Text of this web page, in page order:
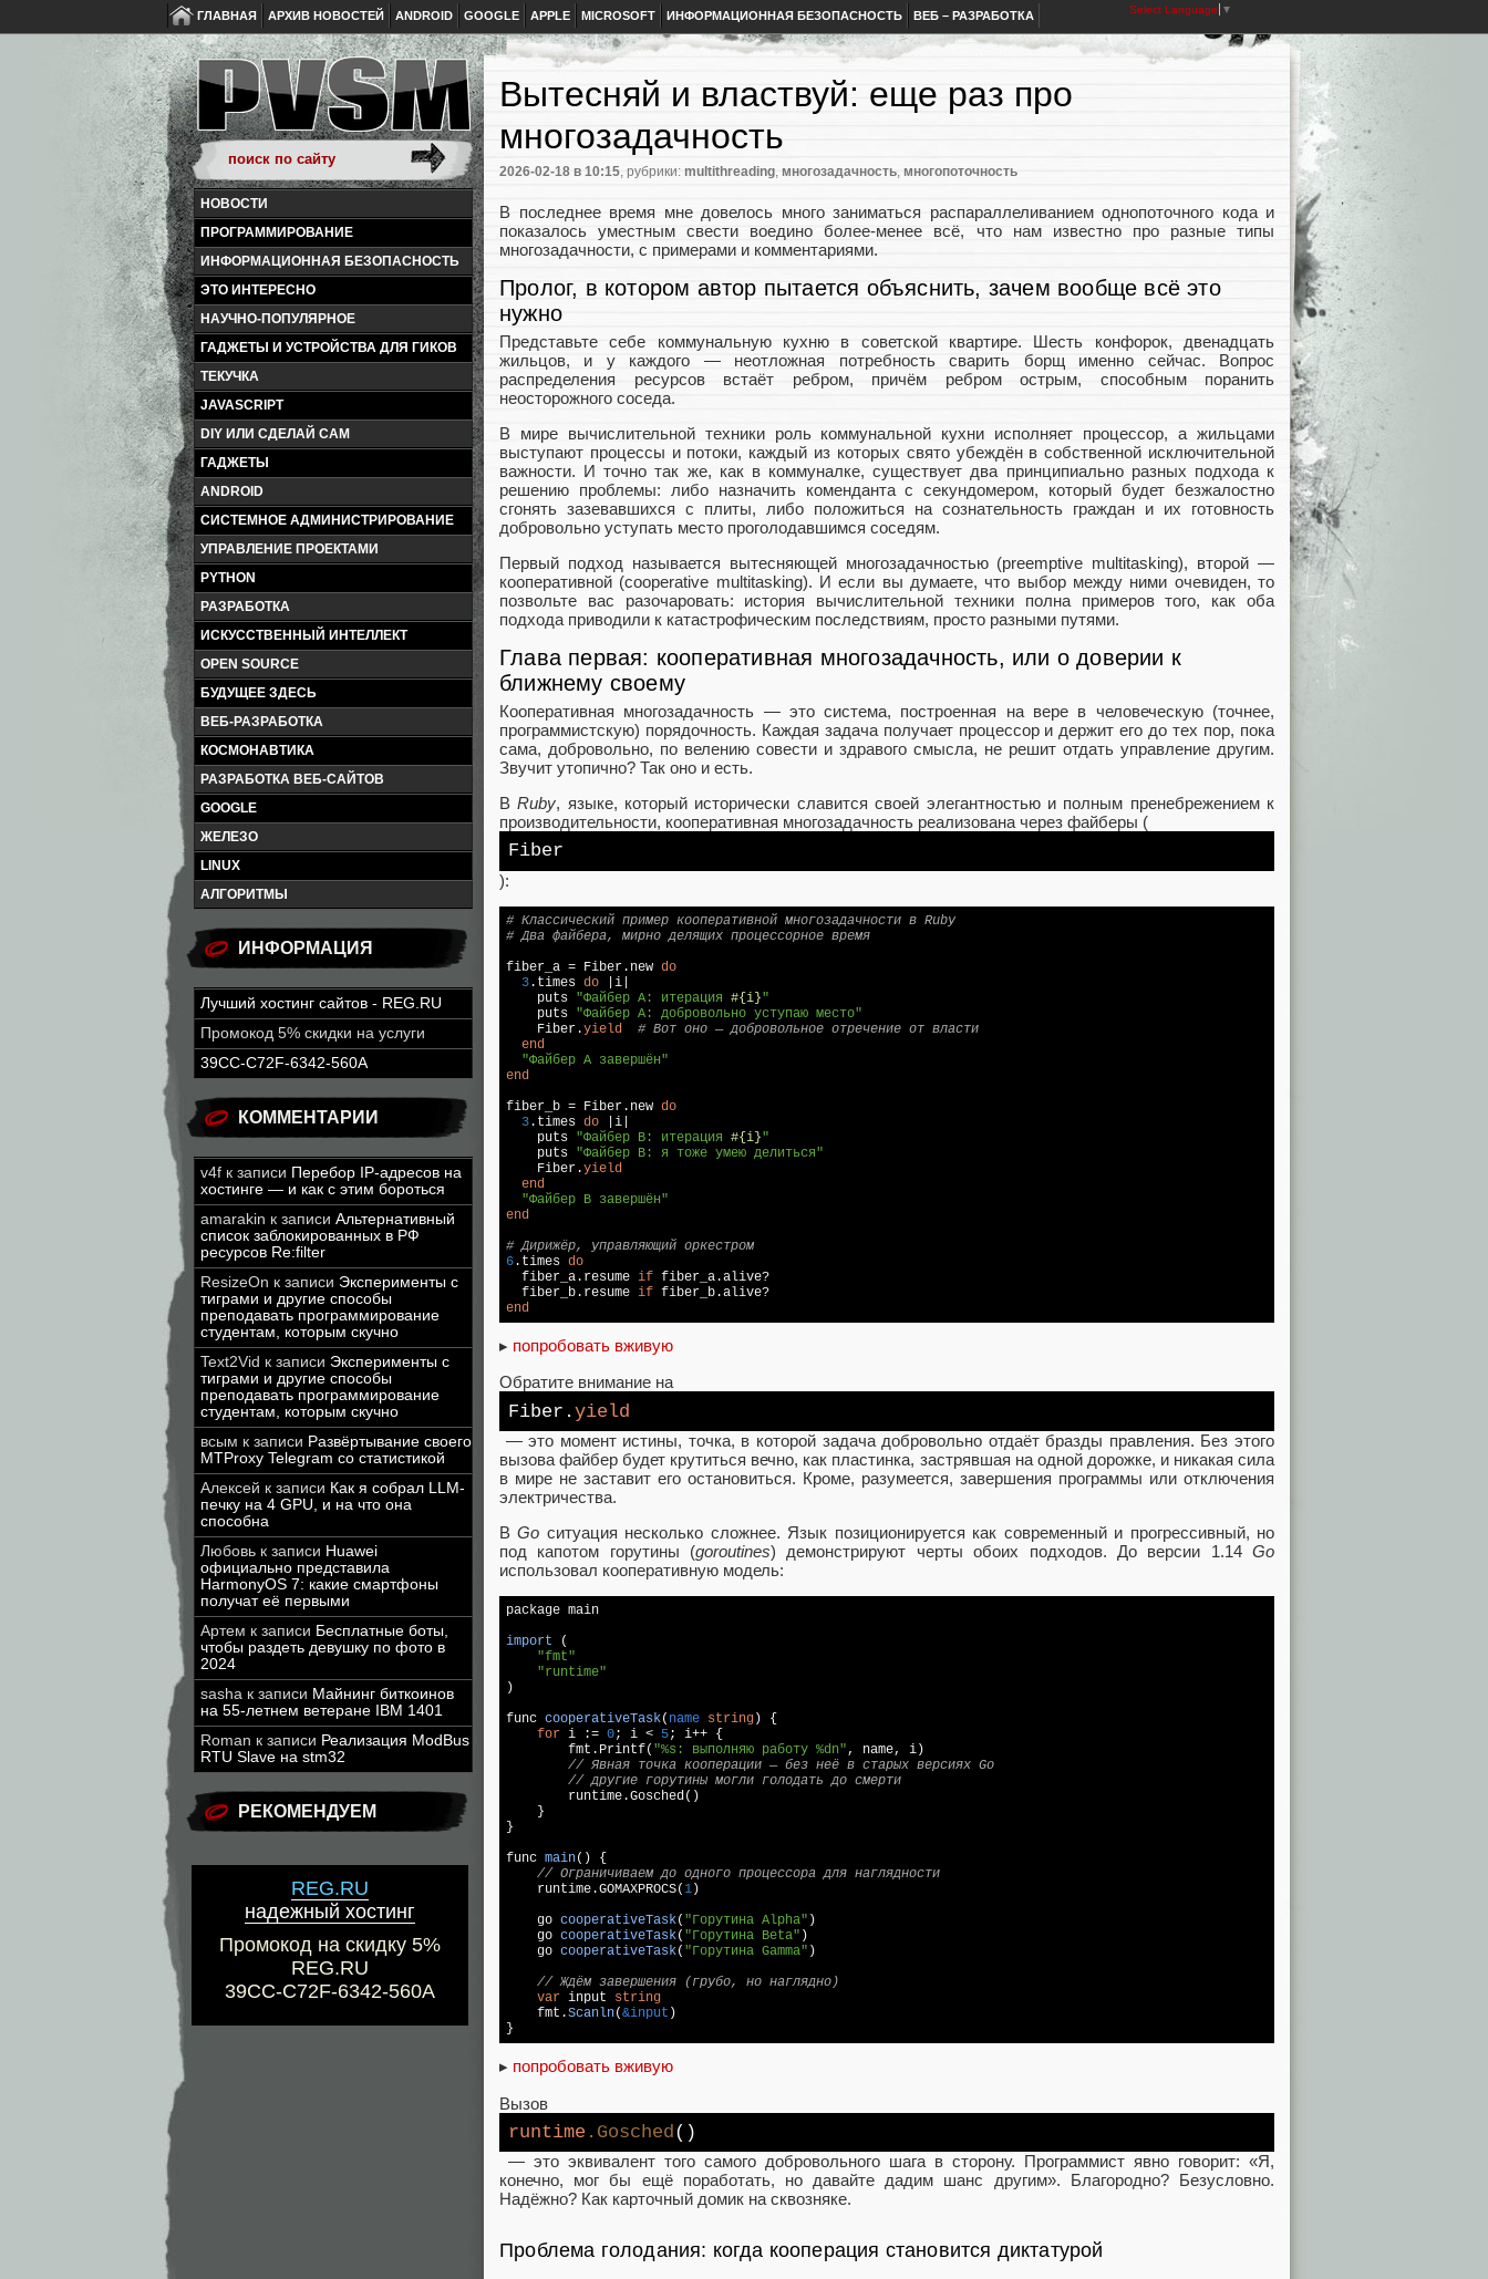
ГЛАВНАЯ АРХИВ НОВОСТЕЙ ANDROID GOOGLE APPLE MICROSOFT ИНФОРМАЦИОННАЯ БЕЗОПАСНОСТЬ ВЕБ – РАЗРАБОТКА Select Language ▼
НОВОСТИ
ПРОГРАММИРОВАНИЕ
ИНФОРМАЦИОННАЯ БЕЗОПАСНОСТЬ
ЭТО ИНТЕРЕСНО
НАУЧНО-ПОПУЛЯРНОЕ
ГАДЖЕТЫ И УСТРОЙСТВА ДЛЯ ГИКОВ
ТЕКУЧКА
JAVASCRIPT
DIY ИЛИ СДЕЛАЙ САМ
ГАДЖЕТЫ
ANDROID
СИСТЕМНОЕ АДМИНИСТРИРОВАНИЕ
УПРАВЛЕНИЕ ПРОЕКТАМИ
PYTHON
РАЗРАБОТКА
ИСКУССТВЕННЫЙ ИНТЕЛЛЕКТ
OPEN SOURCE
БУДУЩЕЕ ЗДЕСЬ
ВЕБ-РАЗРАБОТКА
КОСМОНАВТИКА
РАЗРАБОТКА ВЕБ-САЙТОВ
GOOGLE
ЖЕЛЕЗО
LINUX
АЛГОРИТМЫ
ИНФОРМАЦИЯ
Лучший хостинг сайтов - REG.RU
Промокод 5% скидки на услуги
39CC-C72F-6342-560A
КОММЕНТАРИИ
v4f к записи Перебор IP-адресов на
хостинге — и как с этим бороться
amarakin к записи Альтернативный
список заблокированных в РФ
ресурсов Re:filter
ResizeOn к записи Эксперименты с
тиграми и другие способы
преподавать программирование
студентам, которым скучно
Text2Vid к записи Эксперименты с
тиграми и другие способы
преподавать программирование
студентам, которым скучно
всым к записи Развёртывание своего
MTProxy Telegram со статистикой
Алексей к записи Как я собрал LLM-
печку на 4 GPU, и на что она
способна
Любовь к записи Huawei
официально представила
HarmonyOS 7: какие смартфоны
получат её первыми
Артем к записи Бесплатные боты,
чтобы раздеть девушку по фото в
2024
sasha к записи Майнинг биткоинов
на 55-летнем ветеране IBM 1401
Roman к записи Реализация ModBus
RTU Slave на stm32
РЕКОМЕНДУЕМ
REG.RU
надежный хостинг
Промокод на скидку 5%
REG.RU
39CC-C72F-6342-560A
Вытесняй и властвуй: еще раз про
многозадачность
2026-02-18 в 10:15, рубрики: multithreading, многозадачность, многопоточность
В последнее время мне довелось много заниматься распараллеливанием однопоточного кода и
показалось уместным свести воедино более-менее всё, что нам известно про разные типы
многозадачности, с примерами и комментариями.
Пролог, в котором автор пытается объяснить, зачем вообще всё это
нужно
Представьте себе коммунальную кухню в советской квартире. Шесть конфорок, двенадцать
жильцов, и у каждого — неотложная потребность сварить борщ именно сейчас. Вопрос
распределения ресурсов встаёт ребром, причём ребром острым, способным поранить
неосторожного соседа.
В мире вычислительной техники роль коммунальной кухни исполняет процессор, а жильцами
выступают процессы и потоки, каждый из которых свято убеждён в собственной исключительной
важности. И точно так же, как в коммуналке, существует два принципиально разных подхода к
решению проблемы: либо назначить коменданта с секундомером, который будет безжалостно
сгонять зазевавшихся с плиты, либо положиться на сознательность граждан и их готовность
добровольно уступать место проголодавшимся соседям.
Первый подход называется вытесняющей многозадачностью (preemptive multitasking), второй —
кооперативной (cooperative multitasking). И если вы думаете, что выбор между ними очевиден, то
позвольте вас разочаровать: история вычислительной техники полна примеров того, как оба
подхода приводили к катастрофическим последствиям, просто разными путями.
Глава первая: кооперативная многозадачность, или о доверии к
ближнему своему
Кооперативная многозадачность — это система, построенная на вере в человеческую (точнее,
программистскую) порядочность. Каждая задача получает процессор и держит его до тех пор, пока
сама, добровольно, по велению совести и здравого смысла, не решит отдать управление другим.
Звучит утопично? Так оно и есть.
ВRuby, языке, который исторически славится своей элегантностью и полным пренебрежением к
производительности, кооперативная многозадачность реализована через файберы (
Fiber
):
# Классический пример кооперативной многозадачности в Ruby
# Два файбера, мирно делящих процессорное время
fiber_a = Fiber.new do
3.times do |i|
    puts
"Файбер A: итерация #{i}"
    puts
"Файбер A: добровольно уступаю место"
    Fiber.
yield
# Вот оно — добровольное отречение от власти
end
"Файбер A завершён"
end
fiber_b = Fiber.new do
3.times do |i|
    puts
"Файбер B: итерация #{i}"
    puts
"Файбер B: я тоже умею делиться"
    Fiber.
yield
end
"Файбер B завершён"
end
# Дирижёр, управляющий оркестром
6.times do
  fiber_a.resume
if fiber_a.alive?
  fiber_b.resume
if
end
▸ попробовать вживую
Обратите внимание на
Fiber.yield
— это момент истины, точка, в которой задача добровольно отдаёт бразды правления. Без этого
вызова файбер будет крутиться вечно, как пластинка, застрявшая на одной дорожке, и никакая сила
в мире не заставит его остановиться. Кроме, разумеется, завершения программы или отключения
электричества.
ВGo ситуация несколько сложнее. Язык позиционируется как современный и прогрессивный, но
под капотом горутины (goroutines) демонстрируют черты обоих подходов. До версии 1.14Go
использовал кооперативную модель:
package main
import (
"fmt"
"runtime"
)
func cooperativeTask( name string ) {
for i := 0; i < 5; i++ {
        fmt.Printf(
"%s: выполняю работу %dn", name, i)
// Явная точка кооперации — без неё в старых версиях Go
// другие горутины могли голодать до смерти
        runtime.Gosched()
    }
}
func main( ) {
// Ограничиваем до одного процессора для наглядности
    runtime.GOMAXPROCS(
1 )
go cooperativeTask( "Горутина Alpha" )
    go
cooperativeTask( "Горутина Beta" )
    go
cooperativeTask( "Горутина Gamma" )
// Ждём завершения (грубо, но наглядно)
var input string
    fmt.
Scanln(&input )
▸ попробовать вживую
Вызов
runtime .Gosched()
— это эквивалент того самого добровольного шага в сторону. Программист явно говорит: «Я,
конечно, мог бы ещё поработать, но давайте дадим шанс другим». Благородно? Безусловно.
Надёжно? Как карточный домик на сквозняке.
Проблема голодания: когда кооперация становится диктатурой